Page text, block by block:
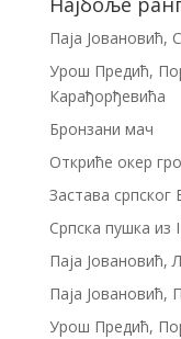
Паја Јовановић,
Урош Предић,
Карађорђевића
Бронзани мач
Откриће окер
Застава српског
Српска пушка из
Паја Јовановић,
Паја Јовановић,
Урош Предић,